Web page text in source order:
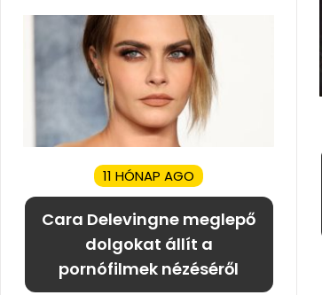
11 HÓNAP AGO
Cara Delevingne meglepő
dolgokat állít a
pornófilmek nézéséről